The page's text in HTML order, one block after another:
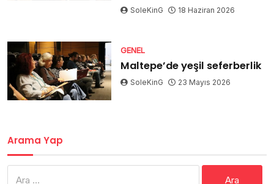
SoleKinG 18 Haziran 2026
GENEL
Maltepe’de yeşil seferberlik
SoleKinG 23 Mayıs 2026
Arama Yap